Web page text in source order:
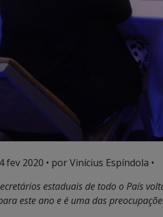
fev 2020 • por Vinícius Espíndola •
estaduais de todo o País
este ano e é uma das